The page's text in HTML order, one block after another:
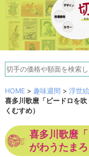
HOME > 趣味週間 > 浮世絵
喜多川歌麿「ビードロを
くむすめ）
喜多川歌麿
がわうたま